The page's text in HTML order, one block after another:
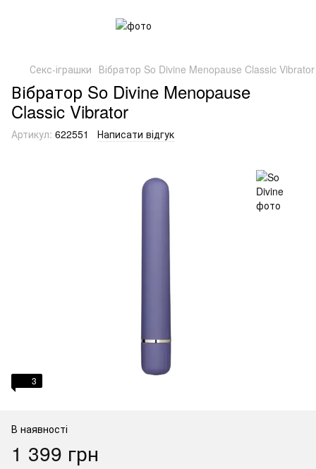
Секс-іграшки Вібратор So Divine Menopause Classic Vibrator
Вібратор So Divine Menopause
Classic Vibrator
Артикул: 622551 Написати відгук
3
В наявності
1 399 грн